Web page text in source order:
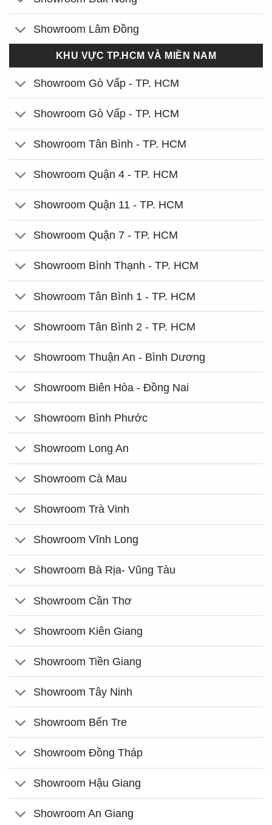
Showroom Lâm Đồng
KHU VỰC TP.HCM VÀ MIỀN NAM
Showroom Gò Vấp - TP. HCM
Showroom Gò Vấp - TP. HCM
Showroom Tân Bình - TP. HCM
Showroom Quận 4 - TP. HCM
Showroom Quận 11 - TP. HCM
Showroom Quận 7 - TP. HCM
Showroom Bình Thạnh - TP. HCM
Showroom Tân Bình 1 - TP. HCM
Showroom Tân Bình 2 - TP. HCM
Showroom Thuận An - Bình Dương
Showroom Biên Hòa - Đồng Nai
Showroom Bình Phước
Showroom Long An
Showroom Cà Mau
Showroom Trà Vinh
Showroom Vĩnh Long
Showroom Bà Rịa- Vũng Tàu
Showroom Cần Thơ
Showroom Kiên Giang
Showroom Tiền Giang
Showroom Tây Ninh
Showroom Bến Tre
Showroom Đồng Tháp
Showroom Hậu Giang
Showroom An Giang